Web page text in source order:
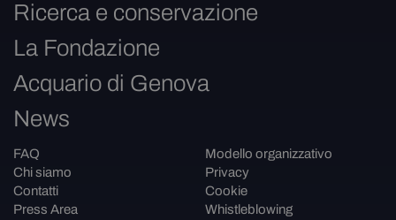
Ricerca e conservazione
La Fondazione
Acquario di Genova
News
FAQ
Chi siamo
Contatti
Press Area
Modello organizzativo
Privacy
Cookie
Whistleblowing